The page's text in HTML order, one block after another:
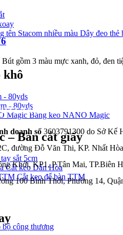
Dây đeo thẻ
khô
- 80yds
- 80yds
Băng keo NANO Magic
– Bàn cắt giấy
sắt 5cm
Cắt keo Dân Hòa
Cắt keo để bàn TTM
gồm 3 màu mực xanh, đỏ, đen
A&B
doanh số 3603791300 do Sở Kế
đường Đỗ Văn Thi, KP. Nhất
Khởi, KP1, P.Tân Mai, TP.Biên
100 Bình Thới, Phường 14,